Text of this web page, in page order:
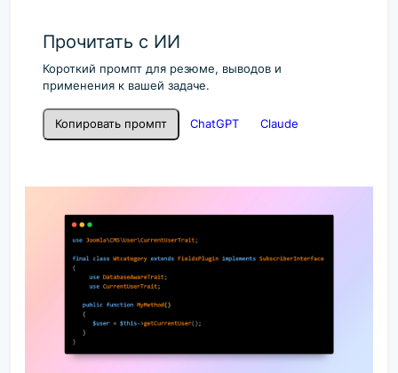
Прочитать с ИИ
Короткий промпт для резюме, выводов и
применения к вашей задаче.
Копировать промпт ChatGPT Claude